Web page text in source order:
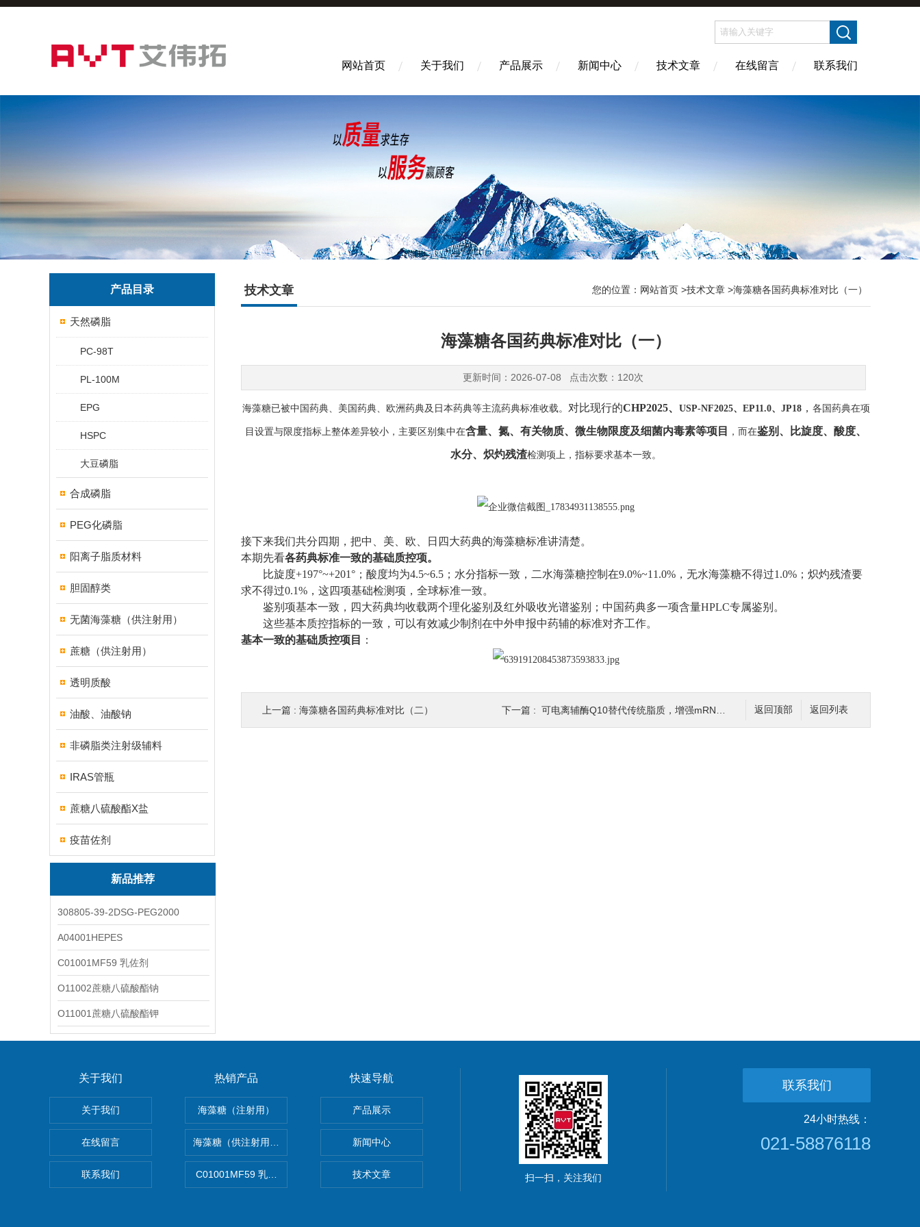
网站首页 关于我们 产品展示 新闻中心 技术文章 在线留言 联系我们
产品目录
天然磷脂
PC-98T
PL-100M
EPG
HSPC
大豆磷脂
合成磷脂
PEG化磷脂
阳离子脂质材料
胆固醇类
无菌海藻糖（供注射用）
蔗糖（供注射用）
透明质酸
油酸、油酸钠
非磷脂类注射级辅料
IRAS管瓶
蔗糖八硫酸酯X盐
疫苗佐剂
新品推荐
308805-39-2DSG-PEG2000
A04001HEPES
C01001MF59 乳佐剂
O11002蔗糖八硫酸酯钠
O11001蔗糖八硫酸酯钾
技术文章 您的位置： 网站首页 >技术文章 >海藻糖各国药典标准对比（一）
海藻糖各国药典标准对比（一）
更新时间：2026-07-08 点击次数：120次
海藻糖已被中国药典、美国药典、欧洲药典及日本药典等主流药典标准收载。 对比现行的CHP2025、 USP-NF2025、 EP11.0、 JP18， 各国药典在项
目设置与限度指标上整体差异较小，主要区别集中在含量、氮、有关物质、微生物限度及细菌内毒素等项目 ，而在鉴别、比旋度、酸度、
水分、炽灼残渣检测项上，指标要求基本一致。
接下来我们共分四期，把中、美、欧、日四大药典的海藻糖标准讲清楚。
本期先看各药典标准一致的基础质控项。
比旋度+197°~+201° ；酸度均为4.5~6.5 ；水分指标一致 ，二水海藻糖控制在9.0%~11.0% ，无水海藻糖不得过1.0% ；炽灼残渣要
求不得过0.1% ，这四项基础检测项，全球标准一致。
鉴别项基本一致，四大药典均收载两个理化鉴别及红外吸收光谱鉴别 ；中国药典多一项含量HPLC专属鉴别。
这些基本质控指标的一致，可以有效减少制剂在中外申报中药辅的标准对齐工作。
基本一致的基础质控项目
：
返回列表
返回顶部
上一篇 : 海藻糖各国药典标准对比（二） 下一篇 : 可电离辅酶Q10替代传统脂质，增强mRNA治疗效能
关于我们
关于我们
在线留言
联系我们
热销产品
海藻糖（注射用）
海藻糖（供注射用）（无菌）
C01001MF59 乳佐剂
快速导航
产品展示
新闻中心
技术文章 扫一扫，关注我们
联系我们
24小时热线：
021-58876118